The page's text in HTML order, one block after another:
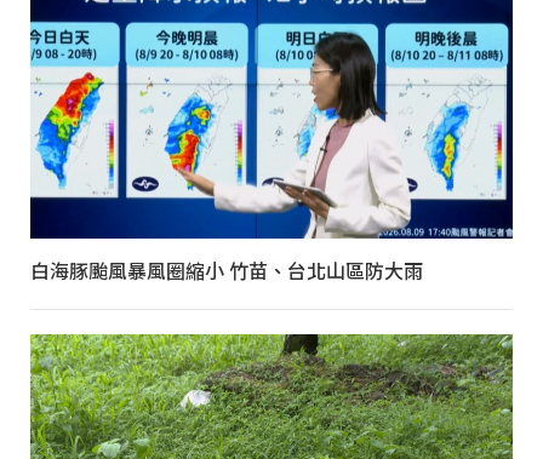
白海豚颱風暴風圈縮小 竹苗、台北山區防大雨